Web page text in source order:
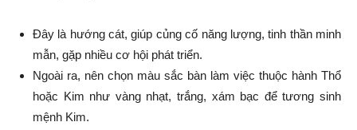
Đây là hướng cát, giúp củng cố năng lượng, tinh thần minh
mẫn, gặp nhiều cơ hội phát triển.
Ngoài ra, nên chọn màu sắc bàn làm việc thuộc hành Thổ
hoặc Kim như vàng nhạt, trắng, xám bạc để tương sinh
mệnh Kim.